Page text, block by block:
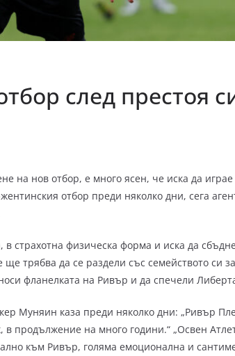
след престоя
на нов отбор, е много ясен, че иска да
отбор преди няколко дни, сега
в страхотна физическа форма и иска да
трябва да се раздели със семейството си
фланелката на Ривър и да спечели
Муняин каза преди няколко дни: „Ривър
в продължение на много години.“ „Освен
към Ривър, голяма емоционална и